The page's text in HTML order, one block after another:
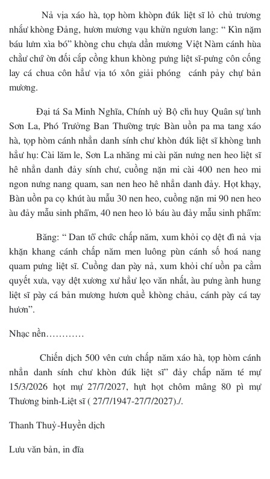
Nả vịa xáo hà, tọp hòm khòpn đúk liệt sĩ lỏ chủ trương
nhắư khòng Đảng, hươn mương vạu khửn ngươn lang: “ Kìn nặm
báu lưm xìa bó” khòng chu chựa dần mương Việt Nàm cánh hùa
chằư chứ ờn đối cắp cồng khun khòng pưng liệt sĩ-pưng côn cống
lay cá chua côn hẳư vịa tó xôn giải phóng cánh pảy chự bản
mương.
Đại tá Sa Minh Nghĩa, Chính uỷ Bộ chỉ huy Quân sự tỉnh
Sơn La, Phó Trưởng Ban Thường trực Bàn uồn pa ma tang xáo
hà, tọp hòm cánh nhẳn danh sính chư khòn đúk liệt sĩ khòng tỉnh
hẳư hụ: Cài lăm le, Sơn La nhăng mi cài păn nưng nen heo liệt sĩ
hê nhẳn danh đảy sính chư, cuồng nặn mi cài 400 nen heo mi
ngon nưng nang quam, san nen heo hê nhẳn danh đảy. Họt khạy,
Bàn uồn pa cọ khút àu mẫu 30 nen heo, cuồng nặn mi 90 nen heo
àu đảy mẫu sinh phẩm, 40 nen heo lỏ báu àu đảy mẫu sinh phẩm:
Băng: “ Dan tổ chức chấp năm, xum khỏi cọ dệt đì nả vịa
khặn khang cánh chấp năm men luông pùn cánh số hoá nang
quam pưng liệt sĩ. Cuồng dan pày nả, xum khỏi chí uồn pa cằm
quyết xưa, vạy dệt xương xư hẳư lẹo văn nhất, àu pưng ành hung
liệt sĩ pày cá bản mương hươn quề khòng chảu, cánh pày cá tay
hươn”.
Nhạc nền…………
Chiến dịch 500 vên cưn chấp năm xáo hà, tọp hòm cánh
nhẳn danh sính chư khòn đúk liệt sĩ” đảy chấp năm té mự
15/3/2026 họt mự 27/7/2027, hựt họt chôm mâng 80 pì mự
Thương binh-Liệt sĩ ( 27/7/1947-27/7/2027)./.
Thanh Thuỷ-Huyền dịch
Lưu văn bản, in đĩa